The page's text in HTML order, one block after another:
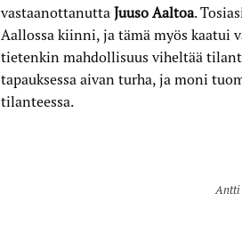
vastaanottanuttaJuuso Aaltoa.
Aallossa kiinni, ja tämä myös
tietenkin mahdollisuus viheltää
tapauksessa aivan turha, ja moni
tilanteessa.
Antti